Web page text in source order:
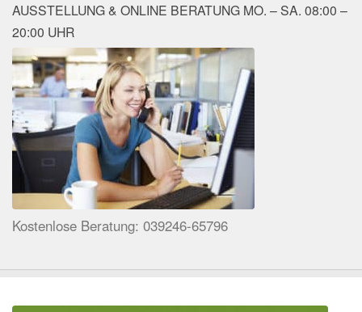
AUSSTELLUNG & ONLINE BERATUNG MO. – SA. 08:00 –
20:00 UHR
Kostenlose Beratung: 039246-65796